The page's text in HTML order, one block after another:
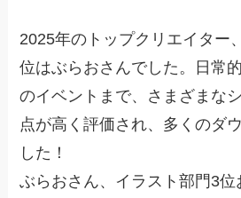
2025年のトップクリエイター
位はぶらおさんでした。日常
のイベントまで、さまざまな
点が高く評価され、多くのダ
した！
ぶらおさん、イラスト部門3